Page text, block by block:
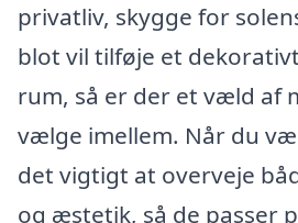
privatliv, skygge for
blot vil tilføje et
rum, så er der et væld af
vælge imellem. Når du
det vigtigt at overveje
og æstetik, så de passer